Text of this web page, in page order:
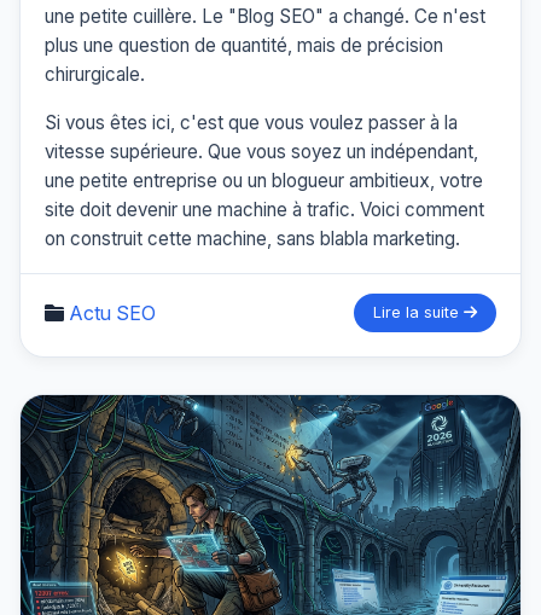
une petite cuillère. Le "Blog SEO" a changé. Ce n'est
plus une question de quantité, mais de précision
chirurgicale.
Si vous êtes ici, c'est que vous voulez passer à la
vitesse supérieure. Que vous soyez un indépendant,
une petite entreprise ou un blogueur ambitieux, votre
site doit devenir une machine à trafic. Voici comment
on construit cette machine, sans blabla marketing.
Actu SEO Lire la suite